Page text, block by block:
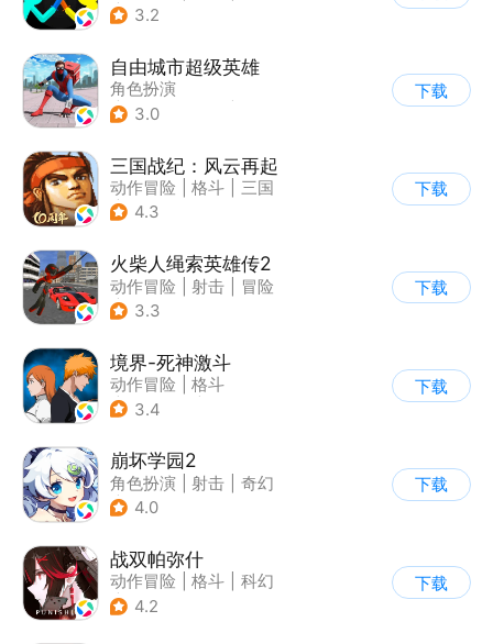
| 挑战破纪录
3.2
自由城市超级英雄
角色扮演
| 第三人称射击
3.0
下载
三国战纪：风云再起
动作冒险 格斗
三国
| 横版过关
4.3
下载
火柴人绳索英雄传2
动作冒险 射击
冒险
| 开放世界
3.3
下载
境界-死神激斗
动作冒险
格斗
| 动漫改编
3.4
下载
崩坏学园2
角色扮演 射击
奇幻
| 崩坏
4.0
下载
战双帕弥什
动作冒险 格斗
科幻
| 美少女
4.2
下载